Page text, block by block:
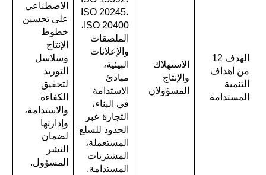
الهدف 12
من أهداف
التنمية
المستدامة
الاستهلاك
والإنتاج
المسؤولان
ISO 20245،
ISO 20400،
الملصقات
والإعلانات
البيئية،
مبادئ
الاستدامة
في البناء،
التجارة عبر
الحدود للسلع
المستعملة،
المشتريات
المستدامة.
الاصطناعي
على تحسين
خطوط
الإنتاج
وسلاسل
التوريد
لتحقيق
الكفاءة
والاستدامة،
وإدارتها
لضمان
النشر
المسؤول.